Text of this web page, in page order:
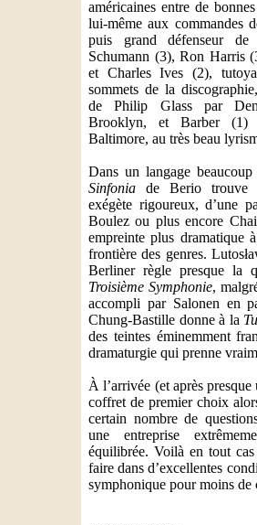
américaines entre de
lui-même aux commandes
puis grand défenseur
Schumann (3), Ron Harris
et Charles Ives (2),
sommets de la
de Philip Glass par
Brooklyn, et Barber (1)
Baltimore, au très beau
Dans un langage
Sinfonia de Berio trouve
exégète rigoureux, d’une
Boulez ou plus encore
empreinte plus dramatique
frontière des genres.
Berliner règle presque la
Troisième Symphonie,
accompli par Salonen en
Chung-Bastille donne à la
des teintes éminemment
dramaturgie qui prenne
À l’arrivée (et après
coffret de premier choix
certain nombre de
une entreprise
équilibrée. Voilà en tout
faire dans d’excellentes
symphonique pour moins de